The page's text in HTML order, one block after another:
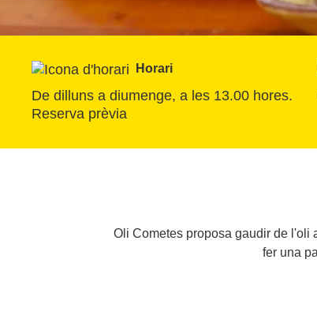
Horari
De dilluns a diumenge, a les 13.00 hores.
Reserva prèvia
Oli Cometes proposa gaudir de l'oli
fer una